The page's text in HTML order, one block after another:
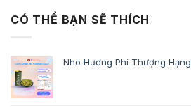
CÓ THỂ BẠN SẼ THÍCH
Nho Hương Phi Thượng Hạng